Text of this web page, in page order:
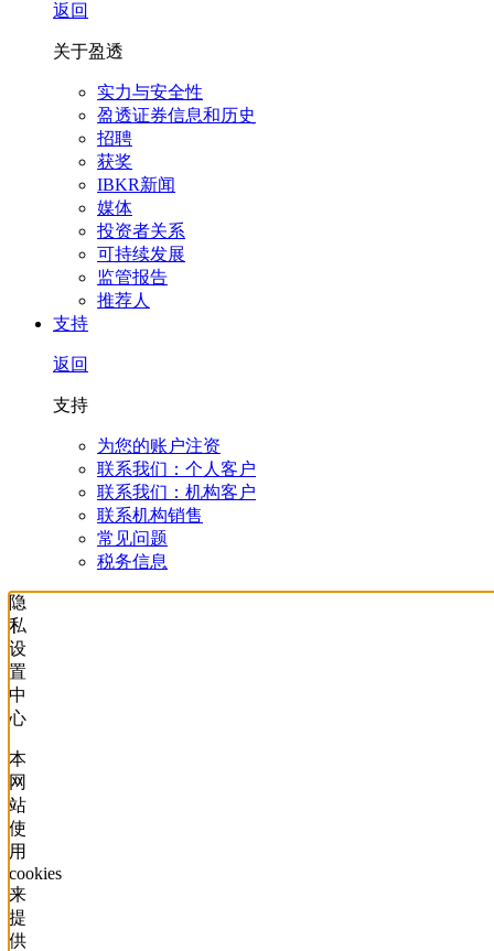
返回
关于盈透
实力与安全性
盈透证券信息和历史
招聘
获奖
IBKR新闻
媒体
投资者关系
可持续发展
监管报告
推荐人
支持
返回
支持
为您的账户注资
联系我们：个人客户
联系我们：机构客户
联系机构销售
常见问题
税务信息
隐
私
设
置
中
心
本
网
站
使
用
cookies
来
提
供